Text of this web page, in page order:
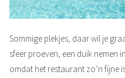
Sommige plekjes, daar wil je
sfeer proeven, een duik nemen
omdat het restaurant zo’n fijne